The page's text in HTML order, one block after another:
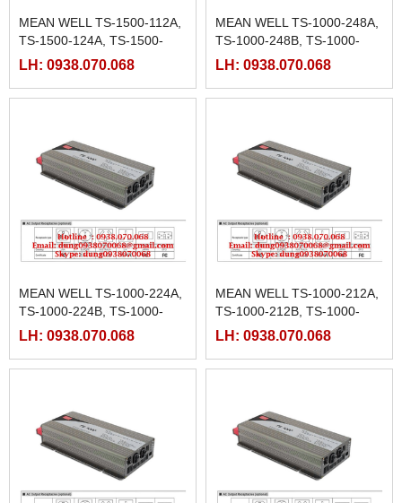
MEAN WELL TS-1500-112A,
TS-1500-124A, TS-1500-
148A, TS-1500-212B, TS-
LH: 0938.070.068
MEAN WELL TS-1000-248A,
TS-1000-248B, TS-1000-
248C, TS-1000-248D, TS-
LH: 0938.070.068
MEAN WELL TS-1000-224A,
TS-1000-224B, TS-1000-
224C, TS-1000-224D, TS-
LH: 0938.070.068
MEAN WELL TS-1000-212A,
TS-1000-212B, TS-1000-
212C, TS-1000-212D, TS-
LH: 0938.070.068